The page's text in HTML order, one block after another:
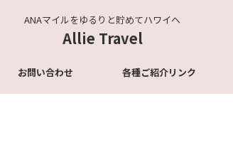
ANAマイルをゆるりと貯めてハワイへ
Allie Travel
お問い合わせ 各種ご紹介リンク